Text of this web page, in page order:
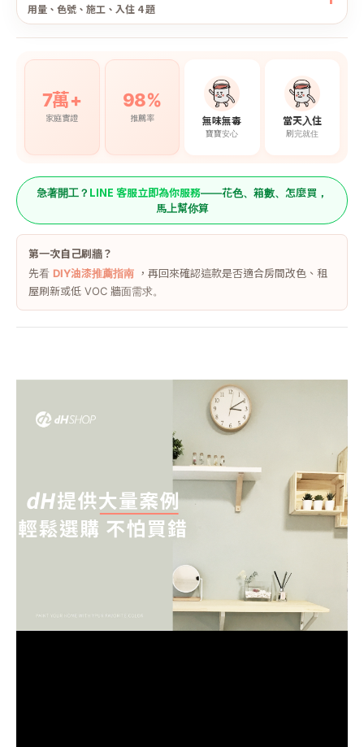
用量、色號、施工、入住 4 題
7萬+
家庭實證
98%
推薦率 無味無毒
寶寶安心
當天入住
刷完就住
急著開工？ LINE 客服立即為你服務——花色、箱數、怎麼買，
馬上幫你算
第一次自己刷牆？
先看 DIY油漆推薦指南 ，再回來確認這款是否適合房間改色、租
屋刷新或低 VOC 牆面需求。